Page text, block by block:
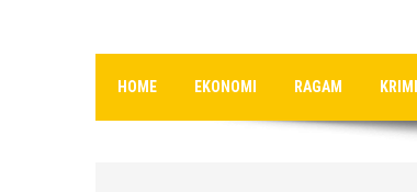
HOME EKONOMI RAGAM